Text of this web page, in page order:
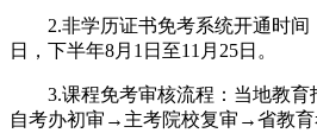
2.非学历证书免考系统开通时间
日，下半年8月1日至11月25日。
3.课程免考审核流程：当地教育
自考办初审→主考院校复审→省教育